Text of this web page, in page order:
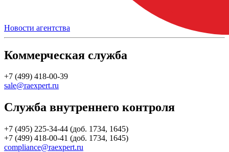
Новости агентства
Коммерческая служба
+7 (499) 418-00-39
sale@raexpert.ru
Служба внутреннего контроля
+7 (495) 225-34-44 (доб. 1734, 1645)
+7 (499) 418-00-41 (доб. 1734, 1645)
compliance@raexpert.ru